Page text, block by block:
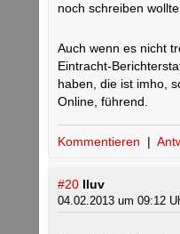
noch schreiben
Auch wenn es nicht
Eintracht-
haben, die ist imho,
Online, führend.
Kommentieren |
#20 Iluv
04.02.2013 um 09:12